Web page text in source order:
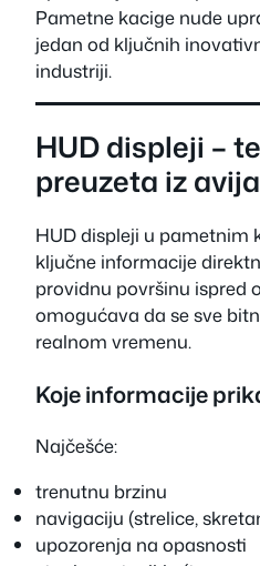
Pametne kacige nude
jedan od ključnih
industriji.
HUD displeji –
preuzeta iz
HUD displeji u pametnim
ključne informacije
providnu površinu ispred
omogućava da se sve
realnom vremenu.
Koje informacije
Najčešće:
trenutnu brzinu
navigaciju (strelice,
upozorenja na opasnosti